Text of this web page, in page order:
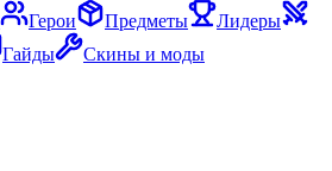
Герои Предметы
Лидеры
Гайды
Скины и моды